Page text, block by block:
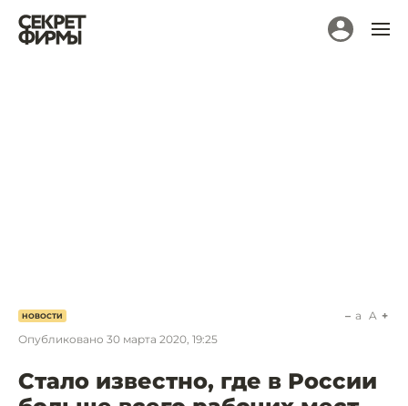
НОВОСТИ
Опубликовано 30 марта 2020, 19:25
a A
Стало известно, где в России